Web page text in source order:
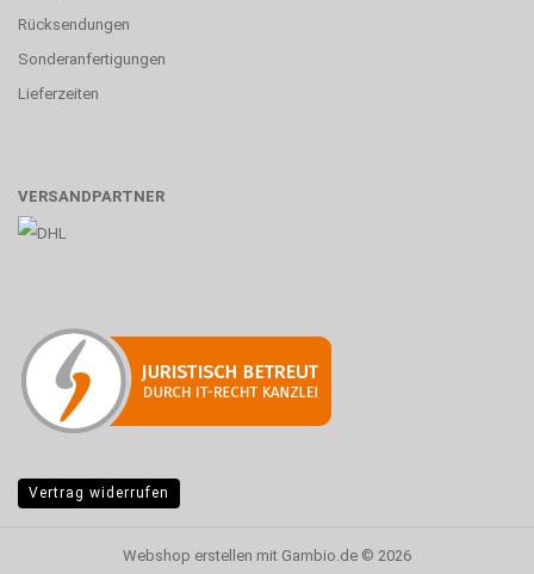
Rücksendungen
Sonderanfertigungen
Lieferzeiten
VERSANDPARTNER
Vertrag widerrufen
Webshop erstellen mit Gambio.de © 2026